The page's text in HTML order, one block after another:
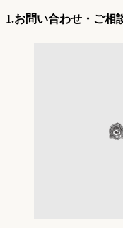
1.お問い合わせ・ご相